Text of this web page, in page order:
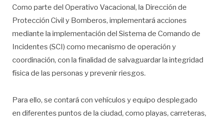
Como parte del Operativo Vacacional, la Dirección de
Protección Civil y Bomberos, implementará acciones
mediante la implementación del Sistema de Comando de
Incidentes (SCI) como mecanismo de operación y
coordinación, con la finalidad de salvaguardar la integridad
física de las personas y prevenir riesgos.
Para ello, se contará con vehículos y equipo desplegado
en diferentes puntos de la ciudad, como playas, carreteras,